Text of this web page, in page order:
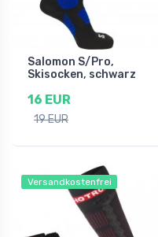
Salomon S/Pro,
Skisocken, schwarz
16 EUR
19 EUR
Versandkostenfrei